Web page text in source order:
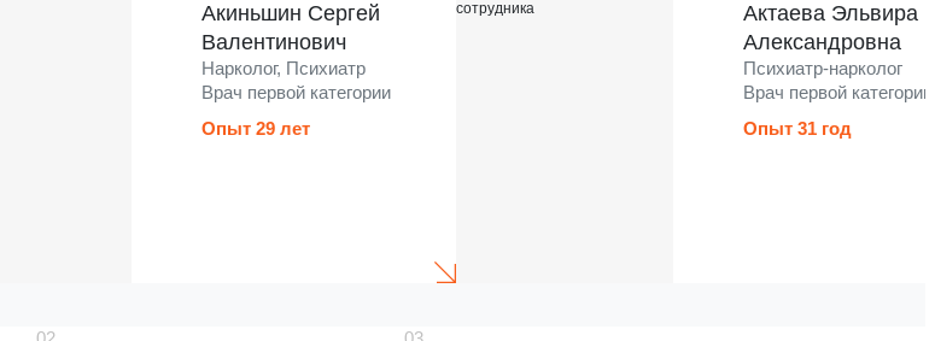
Акиньшин Сергей
Валентинович
Нарколог, Психиатр
Врач первой категории
Опыт 29 лет
Актаева Эльвира
Александровна
Психиатр-нарколог
Врач первой категории
Опыт 31 год